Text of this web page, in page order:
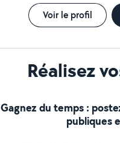
Voir le profil
Réalisez
Gagnez du temps :
publiques